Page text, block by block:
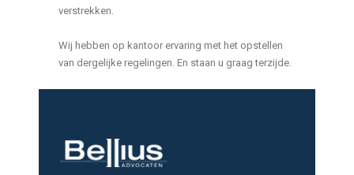
verstrekken.
Wij hebben op kantoor ervaring met het opstellen
van dergelijke regelingen. En staan u graag terzijde.